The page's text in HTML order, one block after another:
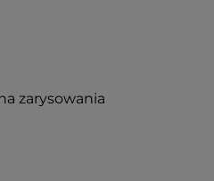
zarysowania